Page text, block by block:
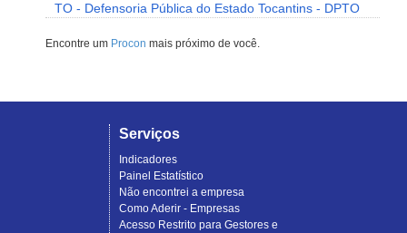
TO - Defensoria Pública do Estado Tocantins - DPTO
Encontre um Procon mais próximo de você.
Serviços
Indicadores
Painel Estatístico
Não encontrei a empresa
Como Aderir - Empresas
Acesso Restrito para Gestores e